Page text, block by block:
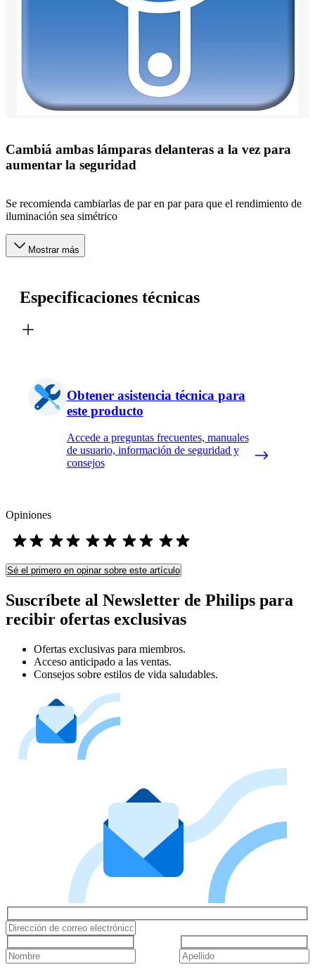
Cambiá ambas lámparas delanteras a la vez para
aumentar la seguridad
Se recomienda cambiarlas de par en par para que el rendimiento de
iluminación sea simétrico
Mostrar más
Especificaciones técnicas
Obtener asistencia técnica para
este producto
Accede a preguntas frecuentes, manuales
de usuario, información de seguridad y
consejos
Opiniones
Sé el primero en opinar sobre este artículo
Suscríbete al Newsletter de Philips para
recibir ofertas exclusivas
Ofertas exclusivas para miembros.
Acceso anticipado a las ventas.
Consejos sobre estilos de vida saludables.